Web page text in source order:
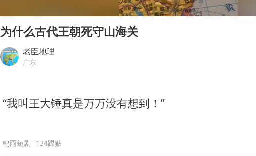
国防部：中国军队坚决反制任何闹海挑衅图谋
百花奖开幕式
夯实基础开新局
为什么古代王朝死守山海关
老臣地理
广东
“我叫王大锤真是万万没有想到！”
鸣雨短剧 134跟贴